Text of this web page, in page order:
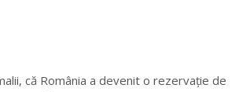
că România a devenit o rezervație de